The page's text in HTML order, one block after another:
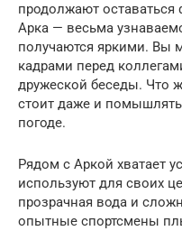
продолжают оставаться
Арка — весьма
получаются яркими. Вы
кадрами перед
дружеской беседы. Что
стоит даже и
погоде.
Рядом с Аркой хватает
используют для своих
прозрачная вода и
опытные спортсмены